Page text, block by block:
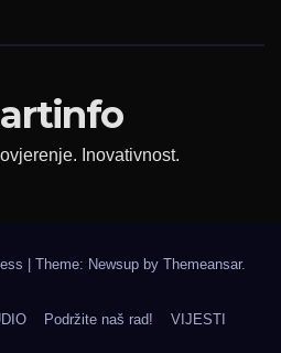
Inovativnost.
Theme: Newsup by Themeansar.
Podržite naš rad! VIJESTI